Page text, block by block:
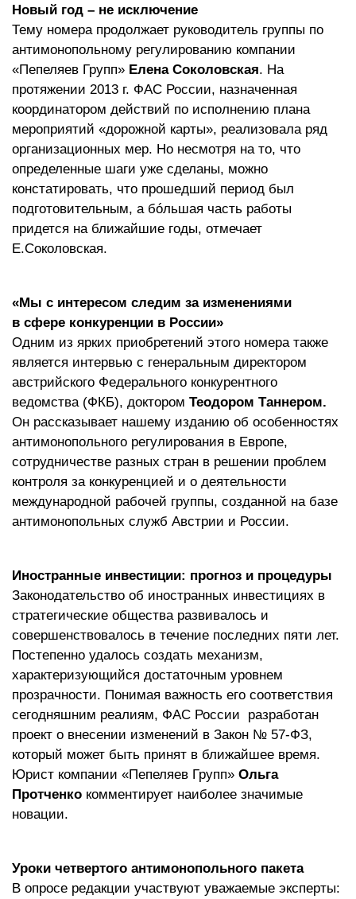
Новый год – не исключение
Тему номера продолжает руководитель группы по
антимонопольному регулированию компании
«Пепеляев Групп» Елена Соколовская. На
протяжении 2013 г. ФАС России, назначенная
координатором действий по исполнению плана
мероприятий «дорожной карты», реализовала ряд
организационных мер. Но несмотря на то, что
определенные шаги уже сделаны, можно
констатировать, что прошедший период был
подготовительным, а бóльшая часть работы
придется на ближайшие годы, отмечает
Е.Соколовская.
«Мы с интересом следим за изменениями
в сфере конкуренции в России»
Одним из ярких приобретений этого номера также
является интервью с генеральным директором
австрийского Федерального конкурентного
ведомства (ФКБ), доктором Теодором Таннером.
Он рассказывает нашему изданию об особенностях
антимонопольного регулирования в Европе,
сотрудничестве разных стран в решении проблем
контроля за конкуренцией и о деятельности
международной рабочей группы, созданной на базе
антимонопольных служб Австрии и России.
Иностранные инвестиции: прогноз и процедуры
Законодательство об иностранных инвестициях в
стратегические общества развивалось и
совершенствовалось в течение последних пяти лет.
Постепенно удалось создать механизм,
характеризующийся достаточным уровнем
прозрачности. Понимая важность его соответствия
сегодняшним реалиям, ФАС России
разработан
проект о внесении изменений в Закон № 57-ФЗ,
который может быть принят в ближайшее время.
Юрист компании «Пепеляев Групп» Ольга
Протченко комментирует наиболее значимые
новации.
Уроки четвертого антимонопольного пакета
В опросе редакции участвуют уважаемые эксперты: